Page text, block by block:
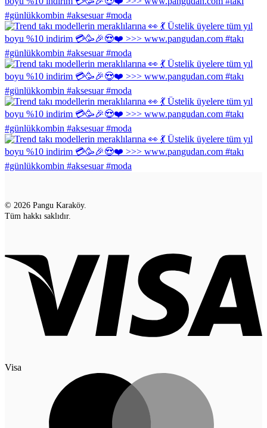
© 2026 Pangu Karaköy.
Tüm hakkı saklıdır.
Visa